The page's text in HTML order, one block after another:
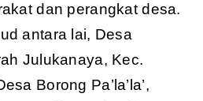
dan perangkat desa.
antara lai, Desa
Julukanaya, Kec.
Borong Pa’la’la’,